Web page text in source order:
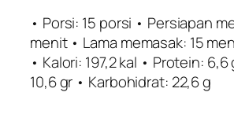
• Porsi: 15 porsi • Persiapan
menit • Lama memasak: 15
• Kalori: 197,2 kal • Protein: 6,6
10,6 gr • Karbohidrat: 22,6 g